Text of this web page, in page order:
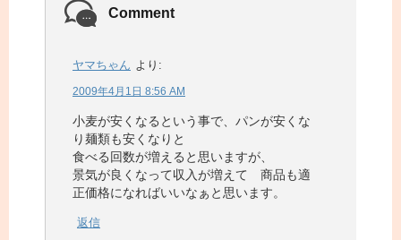
Comment
ヤマちゃん より:
2009年4月1日 8:56 AM
小麦が安くなるという事で、パンが安くな
り麺類も安くなりと
食べる回数が増えると思いますが、
景気が良くなって収入が増えて 商品も適
正価格になればいいなぁと思います。
返信